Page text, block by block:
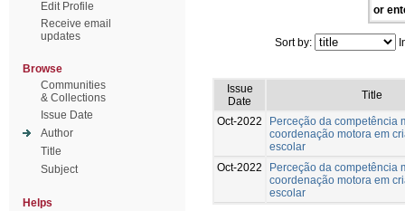
Edit Profile
Receive email
updates
Browse
Communities
& Collections
Issue Date
Author
Title
Subject
Helps
or
Sort by:
Issue
Date
Title
Oct-2022
Perceção da competência
coordenação motora em
escolar
Oct-2022
Perceção da competência
coordenação motora em
escolar